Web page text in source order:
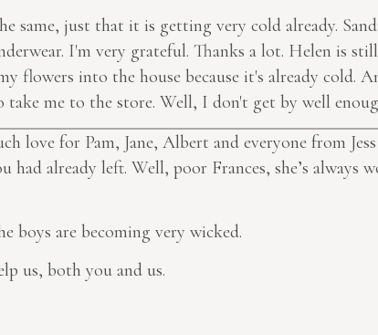
same, just that it is getting very cold already.
I'm very grateful. Thanks a lot. Helen is
flowers into the house because it's already cold.
me to the store. Well, I don't get by well
for Pam, Jane, Albert and everyone from
already left. Well, poor Frances, she’s always
boys are becoming very wicked.
us, both you and us.